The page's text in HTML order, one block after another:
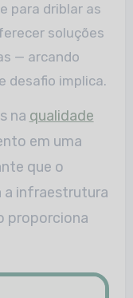
para driblar as
soluções
— arcando
desafio implica.
na qualidade
em uma
que o
a infraestrutura
proporciona